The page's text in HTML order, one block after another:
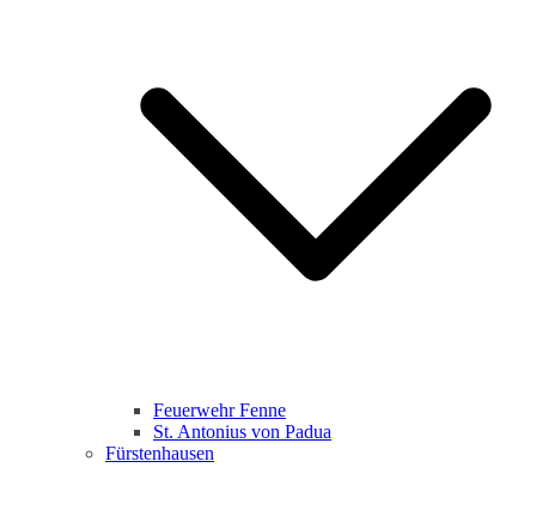
Feuerwehr Fenne
St. Antonius von Padua
Fürstenhausen